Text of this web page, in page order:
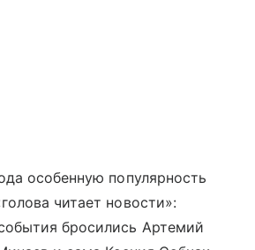
особенную популярность
читает новости»:
бросились Артемий